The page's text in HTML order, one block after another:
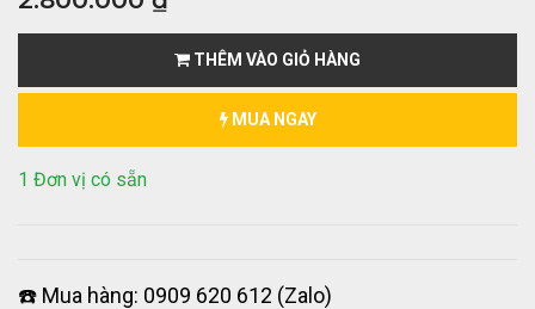
THÊM VÀO GIỎ HÀNG
MUA NGAY
1 Đơn vị có sẵn
☎️ Mua hàng: 0909 620 612 (Zalo)